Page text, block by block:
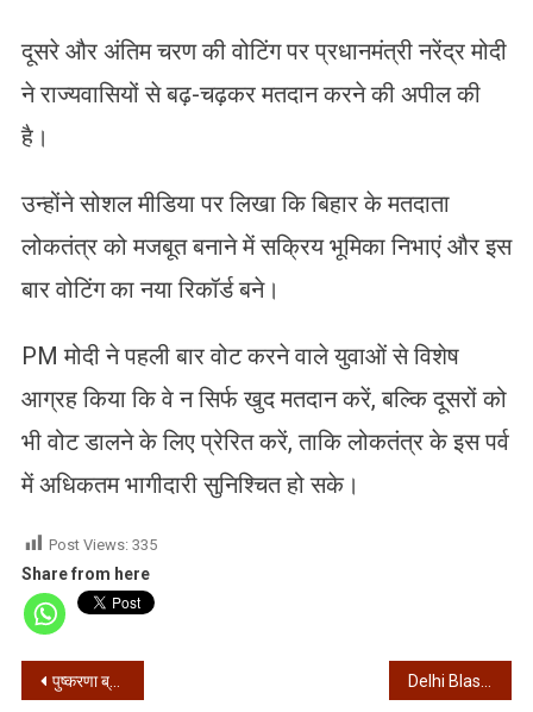
दूसरे और अंतिम चरण की वोटिंग पर प्रधानमंत्री नरेंद्र मोदी
ने राज्यवासियों से बढ़-चढ़कर मतदान करने की अपील की
है।
उन्होंने सोशल मीडिया पर लिखा कि बिहार के मतदाता
लोकतंत्र को मजबूत बनाने में सक्रिय भूमिका निभाएं और इस
बार वोटिंग का नया रिकॉर्ड बने।
PM मोदी ने पहली बार वोट करने वाले युवाओं से विशेष
आग्रह किया कि वे न सिर्फ खुद मतदान करें, बल्कि दूसरों को
भी वोट डालने के लिए प्रेरित करें, ताकि लोकतंत्र के इस पर्व
में अधिकतम भागीदारी सुनिश्चित हो सके।
Post Views: 335
Share from here
Post
पुष्करणा ब्रह्म बगीचा शिव टेंपल ट्रस्ट के अध्यक्ष का निधन